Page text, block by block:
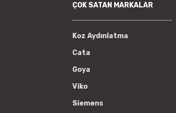
ÇOK SATAN MARKALAR
Koz Aydınlatma
Cata
Goya
Viko
Siemens